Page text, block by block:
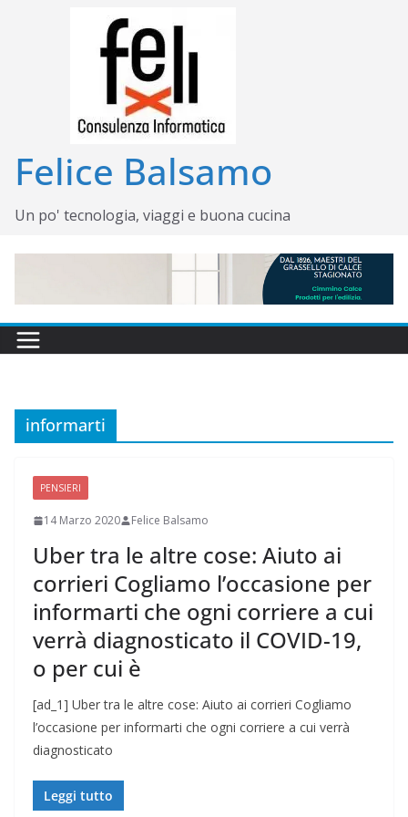
Felice Balsamo
Un po' tecnologia, viaggi e buona cucina
informarti
PENSIERI
14 Marzo 2020 Felice Balsamo
Uber tra le altre cose: Aiuto ai
corrieri Cogliamo l’occasione per
informarti che ogni corriere a cui
verrà diagnosticato il COVID-19,
o per cui è
[ad_1] Uber tra le altre cose: Aiuto ai corrieri Cogliamo
l’occasione per informarti che ogni corriere a cui verrà
diagnosticato
Leggi tutto